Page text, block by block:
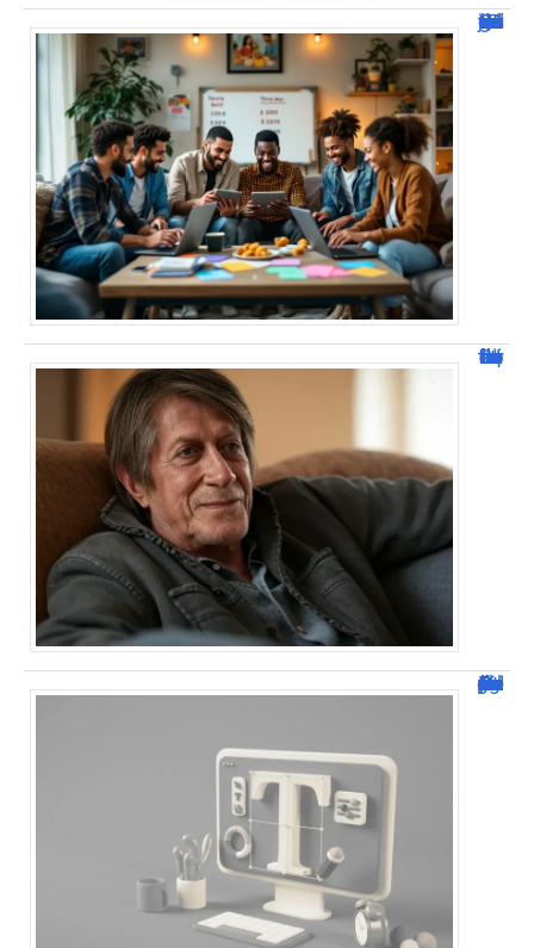
JetPunk : Quiz et jeux de culture générale
Jacques Dutronc fortune : estimation et sources de richesse !
Dafont Police : guide complet pour télécharger !